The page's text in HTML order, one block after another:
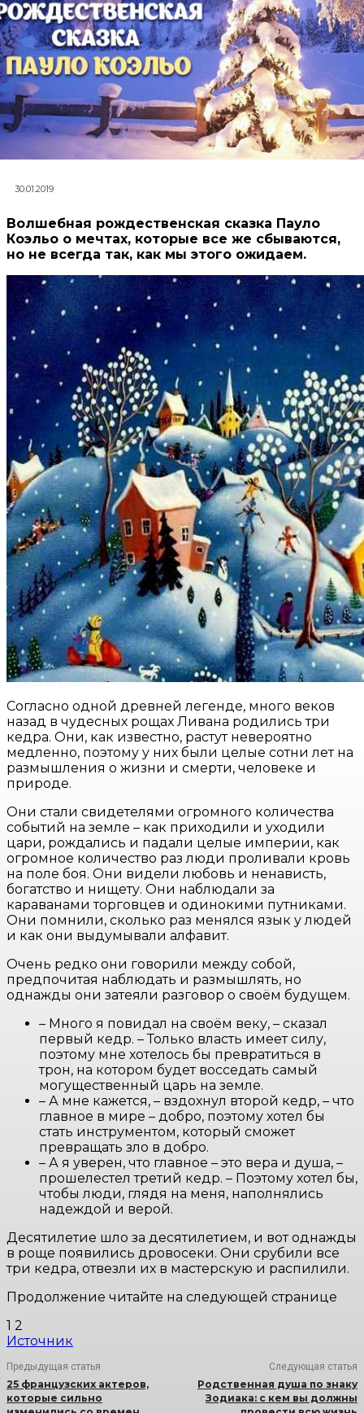
30.01.2019
Волшебная рождественская сказка Пауло
Коэльо о мечтах, которые все же сбываются,
но не всегда так, как мы этого ожидаем.
Согласно одной древней легенде, много веков
назад в чудесных рощах Ливана родились три
кедра. Они, как известно, растут невероятно
медленно, поэтому у них были целые сотни лет на
размышления о жизни и смерти, человеке и
природе.
Они стали свидетелями огромного количества
событий на земле – как приходили и уходили
цари, рождались и падали целые империи, как
огромное количество раз люди проливали кровь
на поле боя. Они видели любовь и ненависть,
богатство и нищету. Они наблюдали за
караванами торговцев и одинокими путниками.
Они помнили, сколько раз менялся язык у людей
и как они выдумывали алфавит.
Очень редко они говорили между собой,
предпочитая наблюдать и размышлять, но
однажды они затеяли разговор о своём будущем.
– Много я повидал на своём веку, – сказал
первый кедр. – Только власть имеет силу,
поэтому мне хотелось бы превратиться в
трон, на котором будет восседать самый
могущественный царь на земле.
– А мне кажется, – вздохнул второй кедр, – что
главное в мире – добро, поэтому хотел бы
стать инструментом, который сможет
превращать зло в добро.
– А я уверен, что главное – это вера и душа, –
прошелестел третий кедр. – Поэтому хотел бы,
чтобы люди, глядя на меня, наполнялись
надеждой и верой.
Десятилетие шло за десятилетием, и вот однажды
в роще появились дровосеки. Они срубили все
три кедра, отвезли их в мастерскую и распилили.
Продолжение читайте на следующей странице
1 2
Источник
Предыдущая статья
25 французских актеров,
которые сильно
Следующая статья
Родственная душа по знаку
Зодиака: с кем вы должны